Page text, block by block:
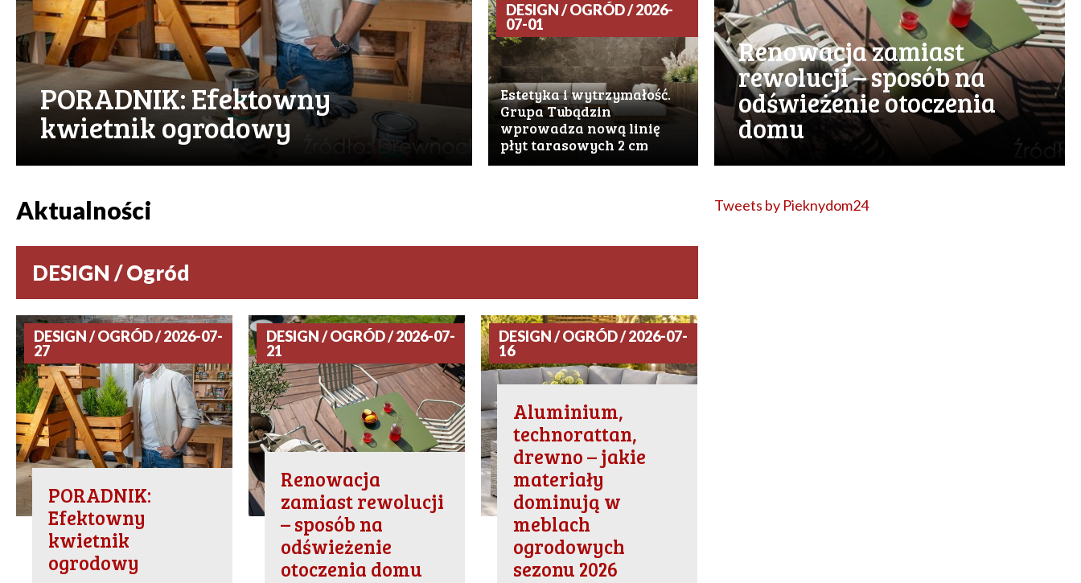
PORADNIK: Efektowny
kwietnik ogrodowy
Renowacja zamiast
rewolucji – sposób na
odświeżenie otoczenia
domu
DESIGN / OGRÓD / 2026-
07-01
Estetyka i wytrzymałość.
Grupa Tubądzin
wprowadza nową linię
płyt tarasowych 2 cm
Aktualności
DESIGN / Ogród
DESIGN / OGRÓD / 2026-07-
27
PORADNIK:
Efektowny
kwietnik
ogrodowy
DESIGN / OGRÓD / 2026-07-
21
Renowacja
zamiast rewolucji
– sposób na
odświeżenie
otoczenia domu
DESIGN / OGRÓD / 2026-07-
16
Aluminium,
technorattan,
drewno – jakie
materiały
dominują w
meblach
ogrodowych
sezonu 2026
Tweets by Pieknydom24